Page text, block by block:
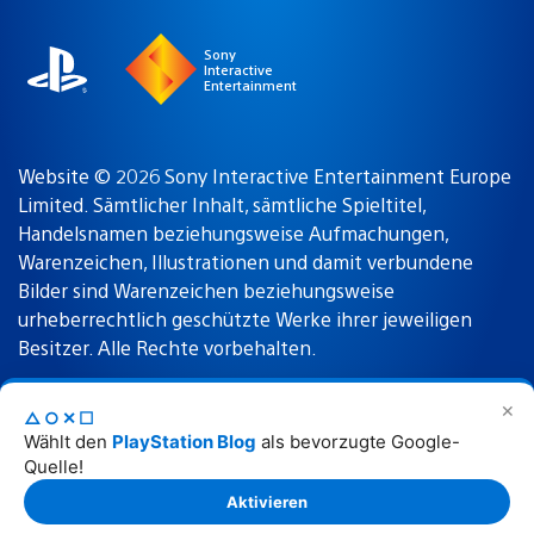
✕
△○✕☐
Wählt den PlayStation Blog als bevorzugte Google-
Quelle!
Aktivieren
Sony
Interactive
Entertainment
Website © 2026 Sony Interactive Entertainment Europe
Limited. Sämtlicher Inhalt, sämtliche Spieltitel,
Handelsnamen beziehungsweise Aufmachungen,
Warenzeichen, Illustrationen und damit verbundene
Bilder sind Warenzeichen beziehungsweise
urheberrechtlich geschützte Werke ihrer jeweiligen
Besitzer. Alle Rechte vorbehalten.
Nutzungsbedingungen Datenschutzrichtlinie
Rechtliche Hinweise